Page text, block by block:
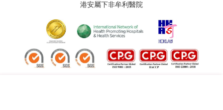
港安屬下非牟利醫院